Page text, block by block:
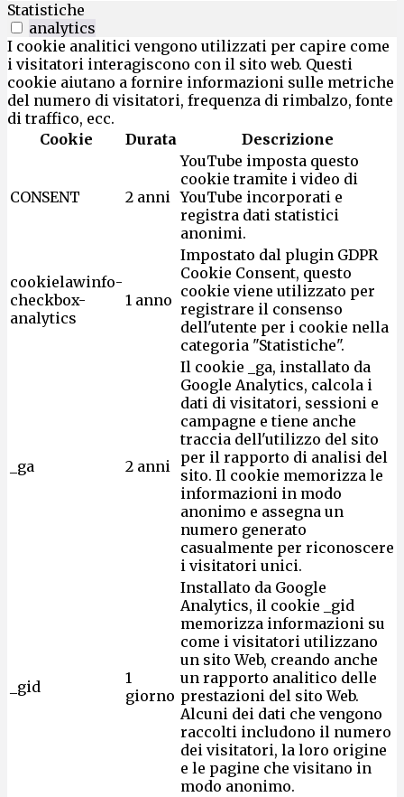
Statistiche
analytics
I cookie analitici vengono utilizzati per capire come
i visitatori interagiscono con il sito web. Questi
cookie aiutano a fornire informazioni sulle metriche
del numero di visitatori, frequenza di rimbalzo, fonte
di traffico, ecc.
Cookie
Durata Descrizione
CONSENT 2 anni
YouTube imposta questo
cookie tramite i video di
YouTube incorporati e
registra dati statistici
anonimi.
cookielawinfo-
checkbox-
analytics
1 anno
Impostato dal plugin GDPR
Cookie Consent, questo
cookie viene utilizzato per
registrare il consenso
dell'utente per i cookie nella
categoria "Statistiche".
_ga 2 anni
Il cookie _ga, installato da
Google Analytics, calcola i
dati di visitatori, sessioni e
campagne e tiene anche
traccia dell'utilizzo del sito
per il rapporto di analisi del
sito. Il cookie memorizza le
informazioni in modo
anonimo e assegna un
numero generato
casualmente per riconoscere
i visitatori unici.
_gid
1
giorno
Installato da Google
Analytics, il cookie _gid
memorizza informazioni su
come i visitatori utilizzano
un sito Web, creando anche
un rapporto analitico delle
prestazioni del sito Web.
Alcuni dei dati che vengono
raccolti includono il numero
dei visitatori, la loro origine
e le pagine che visitano in
modo anonimo.